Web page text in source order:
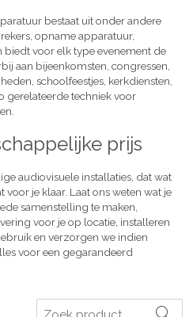
bestaat uit onder andere
opname apparatuur,
biedt voor elk type evenement de
aan bijeenkomsten, congressen,
schoolfeestjes, kerkdiensten,
gerelateerde techniek voor
prijs
audiovisuele installaties, dat wat
voor je klaar. Laat ons weten wat je
samenstelling te maken,
voor je op locatie, installeren
en verzorgen we indien
voor een gegarandeerd
Zoeken